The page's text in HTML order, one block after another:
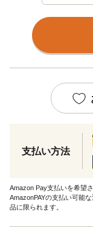
支払い方法
Amazon Pay支払いを希望
AmazonPAYの支払い可能
品に限られます。